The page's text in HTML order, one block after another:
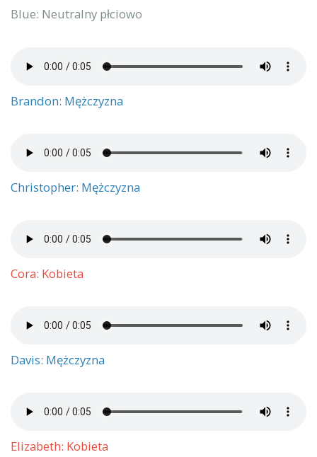
Blue: Neutralny płciowo
Brandon: Mężczyzna
Christopher: Mężczyzna
Cora: Kobieta
Davis: Mężczyzna
Elizabeth: Kobieta